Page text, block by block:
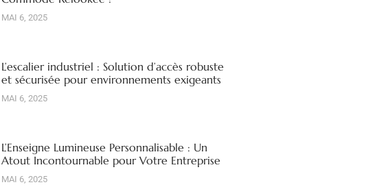
MAI 6, 2025
L’escalier industriel : Solution d’accès robuste
et sécurisée pour environnements exigeants
MAI 6, 2025
L’Enseigne Lumineuse Personnalisable : Un
Atout Incontournable pour Votre Entreprise
MAI 6, 2025